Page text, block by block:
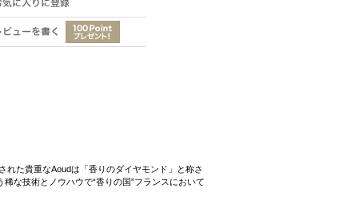
た貴重なAoudは「香りのダイヤモンド」と称さ
な技術とノウハウで“香りの国”フランスにおいて